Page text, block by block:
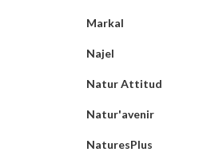
Markal
Najel
Natur Attitud
Natur'avenir
NaturesPlus